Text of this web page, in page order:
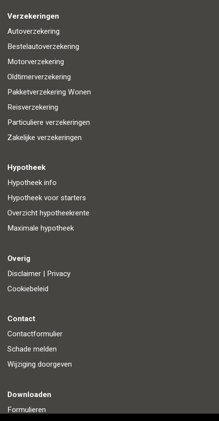
Verzekeringen
Autoverzekering
Bestelautoverzekering
Motorverzekering
Oldtimerverzekering
Pakketverzekering Wonen
Reisverzekering
Particuliere verzekeringen
Zakelijke verzekeringen
Hypotheek
Hypotheek info
Hypotheek voor starters
Overzicht hypotheekrente
Maximale hypotheek
Overig
Disclaimer | Privacy
Cookiebeleid
Contact
Contactformulier
Schade melden
Wijziging doorgeven
Downloaden
Formulieren